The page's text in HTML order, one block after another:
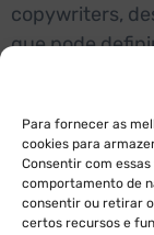
Para fornecer as
cookies para
Consentir com
comportamento de
consentir ou retirar
certos recursos e
copywriters,
que pode
de sucesso
Além de
leads,